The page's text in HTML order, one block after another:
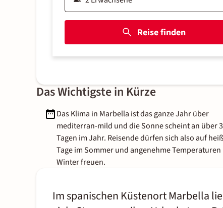
Reise finden
Das Wichtigste in Kürze
Das Klima in Marbella ist das ganze Jahr über
mediterran-mild und die Sonne scheint an über
Tagen im Jahr. Reisende dürfen sich also auf
Tage im Sommer und angenehme Temperaturen
Winter freuen.
Im spanischen Küstenort Marbella